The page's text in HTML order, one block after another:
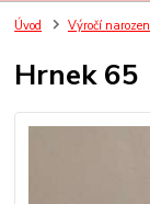
Úvod Výročí
Hrnek 65